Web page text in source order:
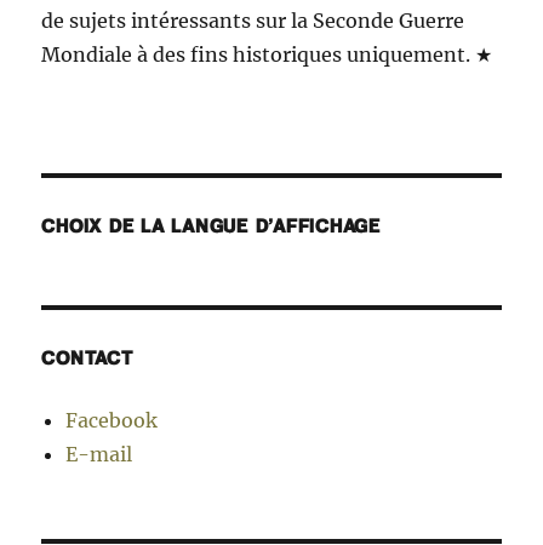
de sujets intéressants sur la Seconde Guerre
Mondiale à des fins historiques uniquement. ★
CHOIX DE LA LANGUE D’AFFICHAGE
CONTACT
Facebook
E-mail